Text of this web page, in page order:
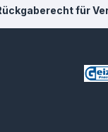
für